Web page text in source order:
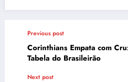
Previous post
Corinthians Empata com
Tabela do Brasileirão
Next post